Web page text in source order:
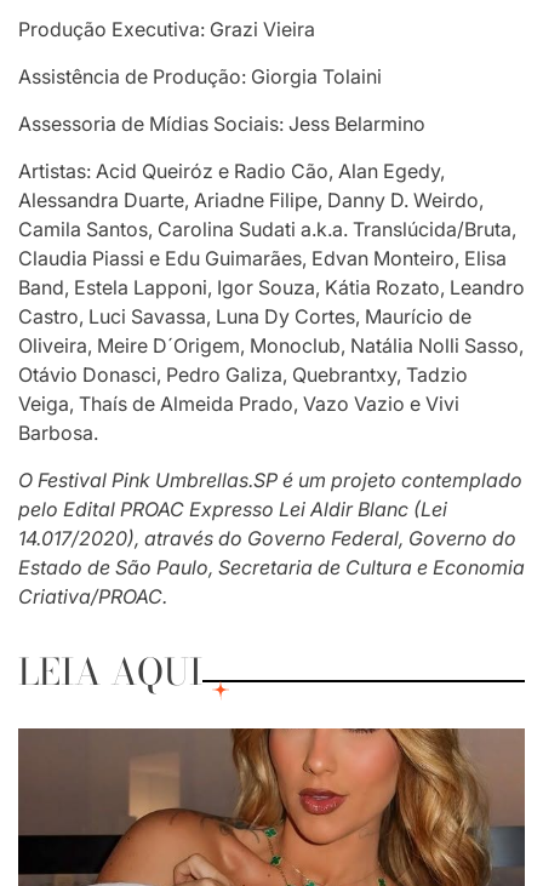
Produção Executiva: Grazi Vieira
Assistência de Produção: Giorgia Tolaini
Assessoria de Mídias Sociais: Jess Belarmino
Artistas: Acid Queiróz e Radio Cão, Alan Egedy,
Alessandra Duarte, Ariadne Filipe, Danny D. Weirdo,
Camila Santos, Carolina Sudati a.k.a. Translúcida/Bruta,
Claudia Piassi e Edu Guimarães, Edvan Monteiro, Elisa
Band, Estela Lapponi, Igor Souza, Kátia Rozato, Leandro
Castro, Luci Savassa, Luna Dy Cortes, Maurício de
Oliveira, Meire D´Origem, Monoclub, Natália Nolli Sasso,
Otávio Donasci, Pedro Galiza, Quebrantxy, Tadzio
Veiga, Thaís de Almeida Prado, Vazo Vazio e Vivi
Barbosa.
O Festival Pink Umbrellas.SP é um projeto contemplado
pelo Edital PROAC Expresso Lei Aldir Blanc (Lei
14.017/2020), através do Governo Federal, Governo do
Estado de São Paulo, Secretaria de Cultura e Economia
Criativa/PROAC.
LEIA AQUI